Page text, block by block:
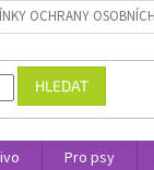
OCHRANY
HLEDAT
Pro psy